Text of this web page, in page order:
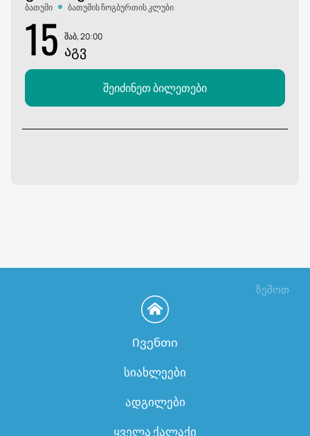
ბათუმი ბათუმის ჩოგბურთის კლუბი
15 შაბ, 20:00
ᲐᲒᲕ
შეიძინეთ ბილეთები
ზემოთ
Ივენთი
სიახლეები
ადგილები
ყველა ქალაქი